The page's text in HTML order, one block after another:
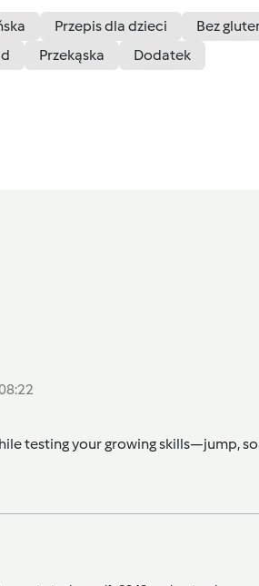
Przepis dla dzieci Bez
Przekąska Dodatek
testing your growing skills—jump,